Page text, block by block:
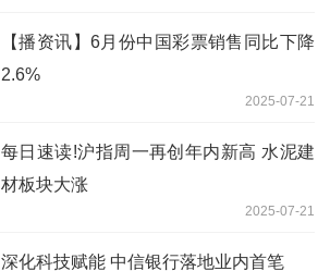
【播资讯】6月份中国彩票销售同比下降
2.6%
2025-07-21
每日速读!沪指周一再创年内新高 水泥建
材板块大涨
2025-07-21
深化科技赋能 中信银行落地业内首笔